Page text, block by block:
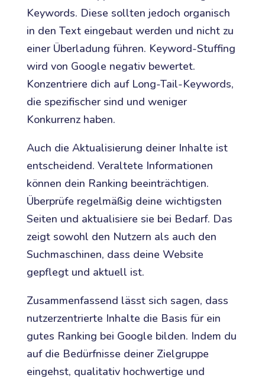
Keywords. Diese sollten jedoch organisch
in den Text eingebaut werden und nicht zu
einer Überladung führen. Keyword-Stuffing
wird von Google negativ bewertet.
Konzentriere dich auf Long-Tail-Keywords,
die spezifischer sind und weniger
Konkurrenz haben.
Auch die Aktualisierung deiner Inhalte ist
entscheidend. Veraltete Informationen
können dein Ranking beeinträchtigen.
Überprüfe regelmäßig deine wichtigsten
Seiten und aktualisiere sie bei Bedarf. Das
zeigt sowohl den Nutzern als auch den
Suchmaschinen, dass deine Website
gepflegt und aktuell ist.
Zusammenfassend lässt sich sagen, dass
nutzerzentrierte Inhalte die Basis für ein
gutes Ranking bei Google bilden. Indem du
auf die Bedürfnisse deiner Zielgruppe
eingehst, qualitativ hochwertige und